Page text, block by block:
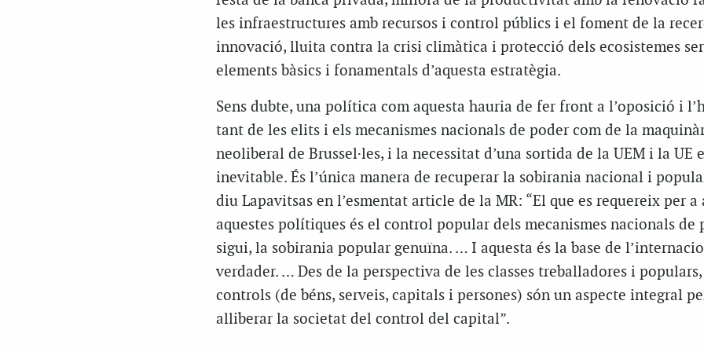
les infraestructures amb recursos i control públics i el foment de la
innovació, lluita contra la crisi climàtica i protecció dels ecosistemes
elements bàsics i fonamentals d’aquesta estratègia.
Sens dubte, una política com aquesta hauria de fer front a l’oposició i
tant de les elits i els mecanismes nacionals de poder com de la
neoliberal de Brussel·les, i la necessitat d’una sortida de la UEM i la UE
inevitable. És l’única manera de recuperar la sobirania nacional i
diu Lapavitsas en l’esmentat article de la MR: “El que es requereix per a
aquestes polítiques és el control popular dels mecanismes nacionals de
sigui, la sobirania popular genuïna. … I aquesta és la base de
verdader. … Des de la perspectiva de les classes treballadores i
controls (de béns, serveis, capitals i persones) són un aspecte integral
alliberar la societat del control del capital”.